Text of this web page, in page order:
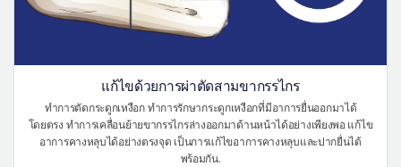
แก้ไขด้วยการผ่าตัดสามขากรรไกร
ทำการตัดกระดูกเหงือก ทำการรักษากระดูกเหงือกที่มีอาการยื่นออกมาได้
โดยตรง ทำการเคลื่อนย้ายขากรรไกรล่างออกมาด้านหน้าได้อย่างเพียงพอ แก้ไข
อาการคางหลุบได้อย่างตรงจุด เป็นการแก้ไขอาการคางหลุบและปากยื่นได้
พร้อมกัน.